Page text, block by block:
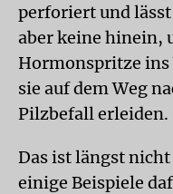
perforiert und
aber keine hinein,
Hormonspritze ins
sie auf dem Weg
Pilzbefall erleiden.
Das ist längst
einige Beispiele